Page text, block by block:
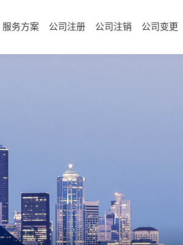
服务方案 公司注册 公司注销 公司变更